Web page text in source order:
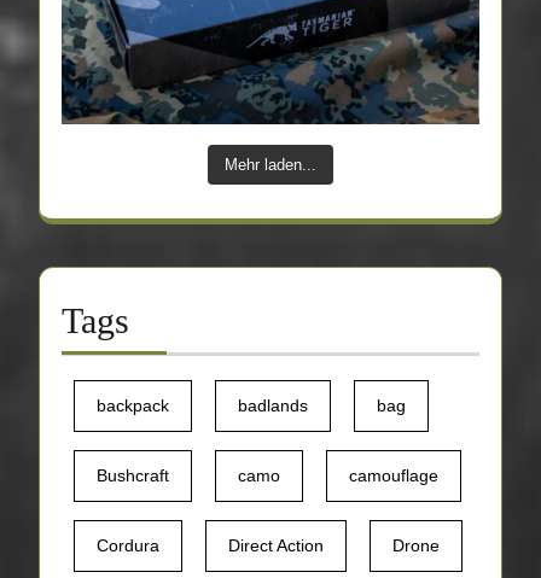
Mehr laden...
Tags
backpack badlands bag
Bushcraft camo camouflage
Cordura Direct Action Drone